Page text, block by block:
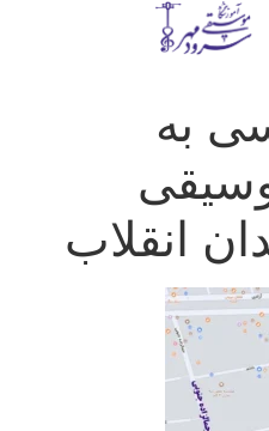
به
انقلاب